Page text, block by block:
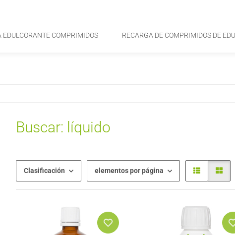
EDULCORANTE COMPRIMIDOS RECARGA DE COMPRIMIDOS DE
Buscar: líquido
Clasificación elementos por página